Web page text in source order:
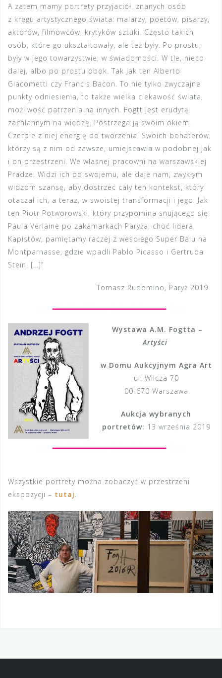
A zatem mamy portrety przyjaciół, znanych osób
z kręgu artystycznego świata: malarzy, poetów, pisarzy,
aktorów, filmowców, krytyków sztuki. Często takich
osób, które go ukształtowały, ale też były. Po prostu,
były w jego towarzystwie, w świadomości. W tle, nieco
dalej, albo po prostu obok. Tak jak ten Alberto
Giacometti czy Francis Bacon. To nie tylko zwyczajne
punkty odniesienia, to także wielka ciekawość świata,
możliwość patrzenia na innych. Fogtt jest erudytą,
zachłannym na wiedzę. Postrzega ją swoim okiem.
Czerpie z niej energię do tworzenia. Swoich bohaterów,
którzy są z nim od zawsze, umiejscawia w podobnej jak
i on przestrzeni. We własnej pracowni na warszawskiej
Pradze. Widzi ich po swojemu, ale daje nam, zwykłym
widzom szansę, aby dostrzec cały ten kontekst, który
otaczał ich, a teraz, w swoistej transformacji i jego. Jak
ten Piotr Potworowski, który przypomina snującego się
Paula Verlaine po zakamarkach Paryża, choć lidera
Kapistów, pamiętamy raczej z wesołego Super Balu na
Montparnasse, gdzie wpadli Pablo Picasso i Gertruda
Stein. […]”
Tomasz Rudomino, Paryż 2019
Wystawa A.M. Fogtta –
Artyści
w Domu Aukcyjnym Agra Art
ul. Wilcza 70
00-670 Warszawa
Aukcja wybranych
portretów: 13 września 2019
Wszystkie portrety można zobaczyć w przestrzeni
ekspozycji – tutaj.